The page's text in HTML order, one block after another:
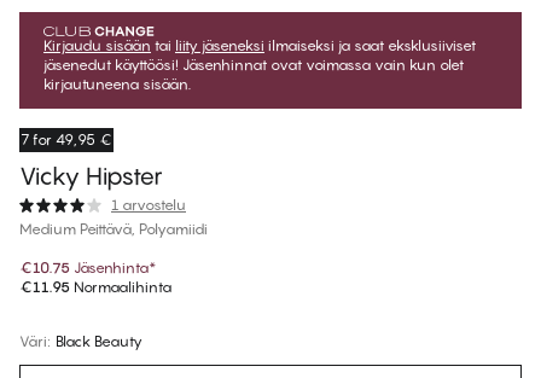
Kirjaudu sisään tai liity jäseneksi ilmaiseksi ja saat eksklusiiviset
jäsenedut käyttöösi! Jäsenhinnat ovat voimassa vain kun olet
kirjautuneena sisään.
7 for 49,95 €
Vicky Hipster
1 arvostelu
Medium Peittävä, Polyamiidi
€10.75 Jäsenhinta*
€11.95 Normaalihinta
Väri: Black Beauty